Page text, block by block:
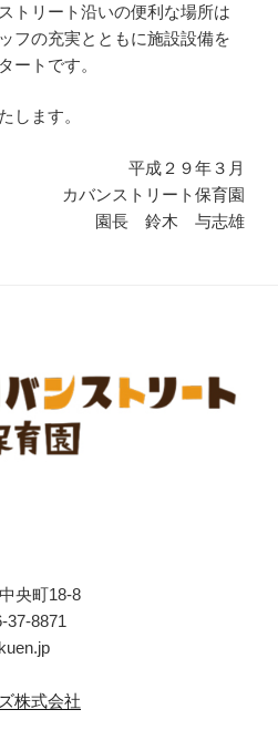
トリート沿いの便利な場所は
フの充実とともに施設設備を
ートです。
します。
平成２９年３月
カバンストリート保育園
園長 鈴木 与志雄
央町18-8
37-8871
株式会社